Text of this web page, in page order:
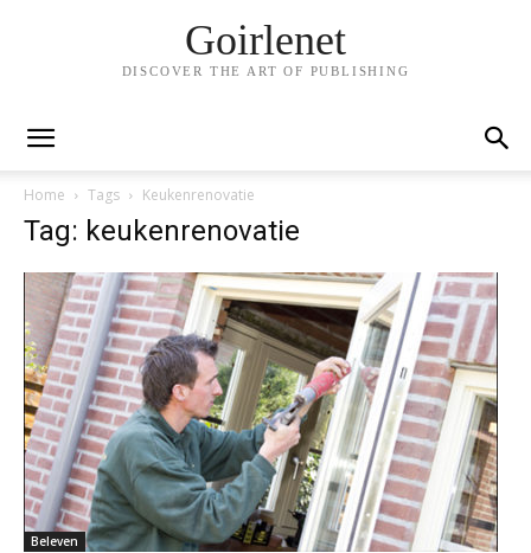
Goirlenet
DISCOVER THE ART OF PUBLISHING
Home Tags Keukenrenovatie
Tag: keukenrenovatie
Beleven